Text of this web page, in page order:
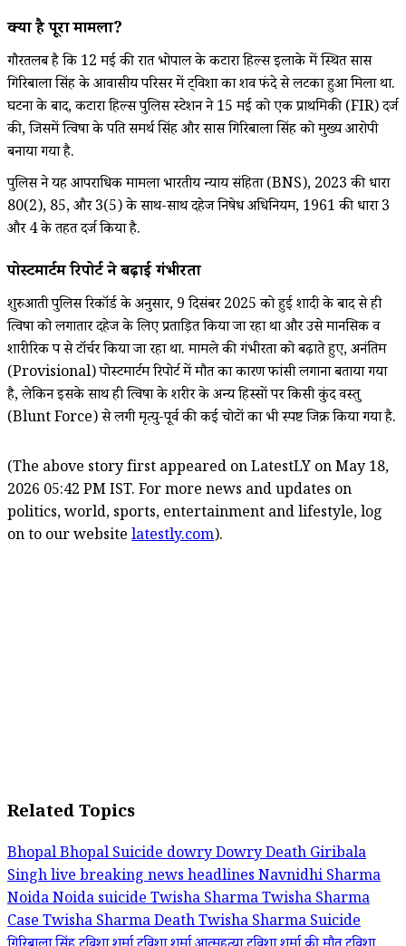
क्या है पूरा मामला?
गौरतलब है कि 12 मई की रात भोपाल के कटारा हिल्स इलाके में स्थित सास
गिरिबाला सिंह के आवासीय परिसर में ट्विशा का शव फंदे से लटका हुआ मिला था.
घटना के बाद, कटारा हिल्स पुलिस स्टेशन ने 15 मई को एक प्राथमिकी (FIR) दर्ज
की, जिसमें त्विषा के पति समर्थ सिंह और सास गिरिबाला सिंह को मुख्य आरोपी
बनाया गया है.
पुलिस ने यह आपराधिक मामला भारतीय न्याय संहिता (BNS), 2023 की धारा
80(2), 85, और 3(5) के साथ-साथ दहेज निषेध अधिनियम, 1961 की धारा 3
और 4 के तहत दर्ज किया है.
पोस्टमार्टम रिपोर्ट ने बढ़ाई गंभीरता
शुरुआती पुलिस रिकॉर्ड के अनुसार, 9 दिसंबर 2025 को हुई शादी के बाद से ही
त्विषा को लगातार दहेज के लिए प्रताड़ित किया जा रहा था और उसे मानसिक व
शारीरिक रूप से टॉर्चर किया जा रहा था. मामले की गंभीरता को बढ़ाते हुए, अनंतिम
(Provisional) पोस्टमार्टम रिपोर्ट में मौत का कारण फांसी लगाना बताया गया
है, लेकिन इसके साथ ही त्विषा के शरीर के अन्य हिस्सों पर किसी कुंद वस्तु
(Blunt Force) से लगी मृत्यु-पूर्व की कई चोटों का भी स्पष्ट जिक्र किया गया है.
(The above story first appeared on LatestLY on May 18,
2026 05:42 PM IST. For more news and updates on
politics, world, sports, entertainment and lifestyle, log
on to our website latestly.com).
Related Topics
BhopalBhopal SuicidedowryDowry DeathGiribala
Singhlive breaking news headlinesNavnidhi Sharma
NoidaNoida suicideTwisha SharmaTwisha Sharma
CaseTwisha Sharma DeathTwisha Sharma Suicide